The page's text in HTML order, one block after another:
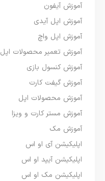
آموزش آیفون
آموزش اپل آیدی
آموزش اپل واچ
آموزش تعمیر محصولات اپل
آموزش کنسول بازی
آموزش گیفت کارت
آموزش محصولات اپل
آموزش مستر کارت و ویزا
آموزش مک
اپلیکیشن آی او اس
اپلیکیشن آیپد او اس
اپلیکیشن مک او اس